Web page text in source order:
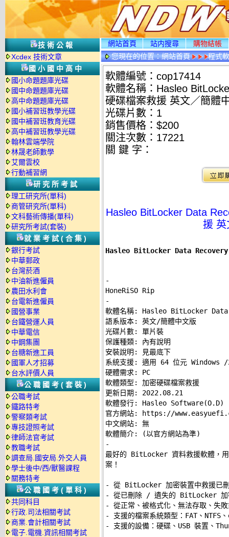
技術公報
Xcdex 技術文章
國小國中高中
國小命題題庫光碟
國中命題題庫光碟
高中命題題庫光碟
國小補習班教學光碟
國中補習班教育光碟
高中補習班教學光碟
翰林雲端學院
林晟老師數學
艾爾雲校
行動補習網
研究所考試
理工研究所(單科)
商管研究所(單科)
文科藝術傳播(單科)
研究所考試(套裝)
就業考試(合集)
銀行考試
中華郵政
台灣菸酒
中油新進僱員
農田水利會
台電新進僱員
國營事業
台鐵營運人員
中華電信
中鋼集團
台糖新進工員
國軍人才招募
台水評價人員
公職國考(套裝)
公職考試
鐵路特考
警察類考試
專技證照考試
律師法官考試
教職考試
調查局.國安局.外交人員
學士後中/西/獸醫課程
關務特考
公職國考(單科)
共同科目
行政.司法相關考試
商業.會計相關考試
電子.電機.資訊相關考試
網站首頁 站内搜尋
購物結帳
您現在的位置：網站首頁 程式
軟體編號：cop17414
軟體名稱：Hasleo
硬碟檔案救援 英文／簡體
光碟片數：1
銷售價格：$200
關注次數： 17221
關 鍵 字：
Hasleo BitLocker Data
援 英
Hasleo BitLocker Data Recovery
-
-
軟體名稱: Hasleo BitLocker
語系版本: 英文/簡體中文版
光碟片數: 單片裝
保護種類: 內有說明
安裝說明:
見最底下
系統支援: 適用 64 位元 Windows
硬體需求: PC
軟體類型: 加密硬碟檔案救援
更新日期: 2022.08.21
軟體發行: Hasleo Software(O.D)
官方網站:
https://
中文網站: 無
-
最好的 BitLocker 資料救援軟體，
案！
- 從 BitLocker 加密裝置中救援已
- 從已刪除 / 遺失的 BitLocker 加
- 從正常、被格式化、無法存取、
- 支援的檔案系統類型：FAT、NTFS
- 支援的設備：硬碟、USB 裝置、